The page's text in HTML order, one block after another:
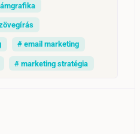
# email marketing
# marketing stratégia